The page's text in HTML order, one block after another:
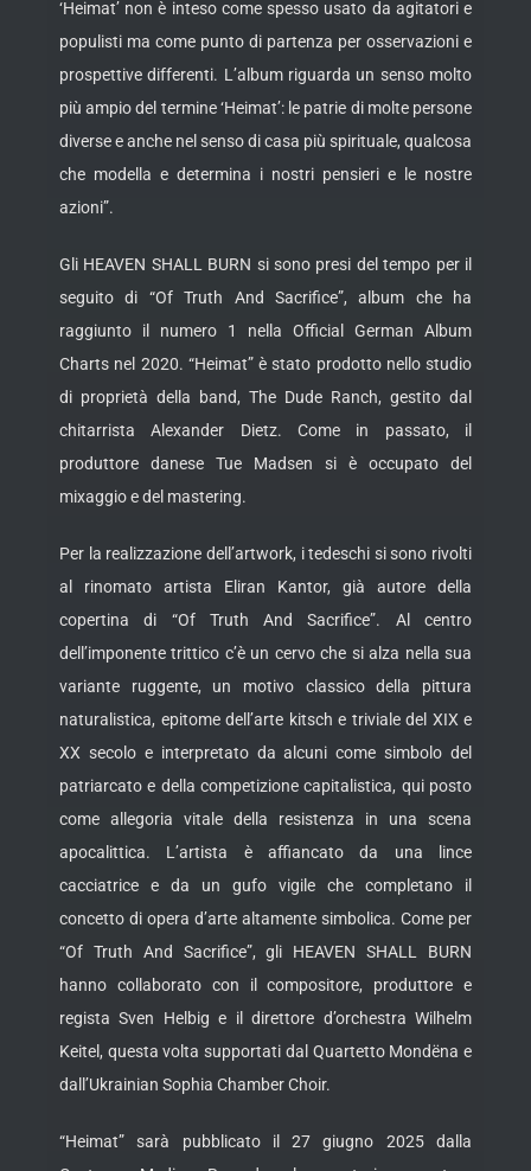
‘Heimat’ non è inteso come spesso usato da agitatori e
populisti ma come punto di partenza per osservazioni e
prospettive differenti. L’album riguarda un senso molto
più ampio del termine ‘Heimat’: le patrie di molte persone
diverse e anche nel senso di casa più spirituale, qualcosa
che modella e determina i nostri pensieri e le nostre
azioni”.
Gli HEAVEN SHALL BURN si sono presi del tempo per il
seguito di “Of Truth And Sacrifice”, album che ha
raggiunto il numero 1 nella Official German Album
Charts nel 2020. “Heimat” è stato prodotto nello studio
di proprietà della band, The Dude Ranch, gestito dal
chitarrista Alexander Dietz. Come in passato, il
produttore danese Tue Madsen si è occupato del
mixaggio e del mastering.
Per la realizzazione dell’artwork, i tedeschi si sono rivolti
al rinomato artista Eliran Kantor, già autore della
copertina di “Of Truth And Sacrifice”. Al centro
dell’imponente trittico c’è un cervo che si alza nella sua
variante ruggente, un motivo classico della pittura
naturalistica, epitome dell’arte kitsch e triviale del XIX e
XX secolo e interpretato da alcuni come simbolo del
patriarcato e della competizione capitalistica, qui posto
come allegoria vitale della resistenza in una scena
apocalittica. L’artista è affiancato da una lince
cacciatrice e da un gufo vigile che completano il
concetto di opera d’arte altamente simbolica. Come per
“Of Truth And Sacrifice”, gli HEAVEN SHALL BURN
hanno collaborato con il compositore, produttore e
regista Sven Helbig e il direttore d’orchestra Wilhelm
Keitel, questa volta supportati dal Quartetto Mondëna e
dall’Ukrainian Sophia Chamber Choir.
“Heimat” sarà pubblicato il 27 giugno 2025 dalla